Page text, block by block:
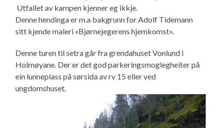
Utfallet av kampen kjenner eg ikkje.
Denne hendinga er m.a bakgrunn for Adolf Tidemann
sitt kjende maleri «Bjørnejegerens hjemkomst».
Denne turen til setra går fra grendahuset Vonlund i
Holmøyane. Der er det god parkeringsmoglegheiter på
ein lunneplass på sørsida av rv 15 eller ved
ungdomshuset.